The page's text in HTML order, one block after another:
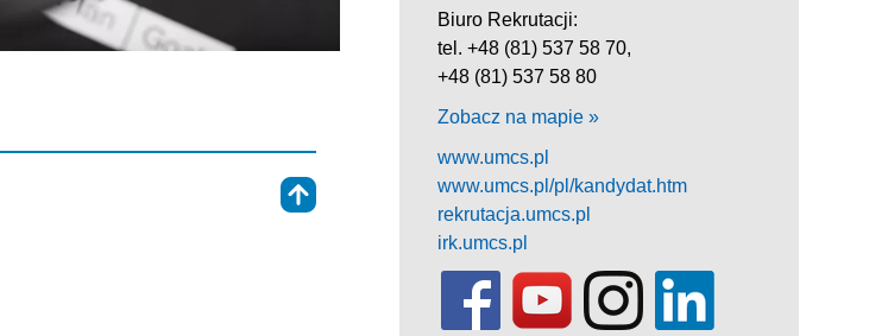
Biuro Rekrutacji:
tel. +48 (81) 537 58 70,
+48 (81) 537 58 80
Zobacz na mapie »
www.umcs.pl
www.umcs.pl/pl/kandydat.htm
rekrutacja.umcs.pl
irk.umcs.pl